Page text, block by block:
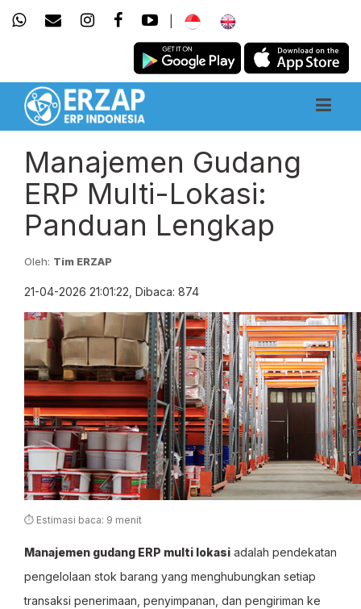
Manajemen Gudang
ERP Multi-Lokasi:
Panduan Lengkap
Oleh: Tim ERZAP
21-04-2026 21:01:22, Dibaca: 874
⏱ Estimasi baca: 9 menit
Manajemen gudang ERP multi lokasi adalah pendekatan
pengelolaan stok barang yang menghubungkan setiap
transaksi penerimaan, penyimpanan, dan pengiriman ke